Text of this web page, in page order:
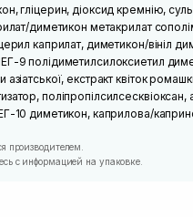
гліцерин, діоксид кремнію,
диметикон метакрилат
каприлат, диметикон/вініл
9 полідиметилсилоксиетил
екстракт квіток
поліпропілсилсесквіоксан,
10 диметикон, каприлова/
производителем.
с информацией на упаковке.